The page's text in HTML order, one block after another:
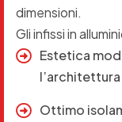
dimensioni.
Gli infissi in
Estetica
Ottimo